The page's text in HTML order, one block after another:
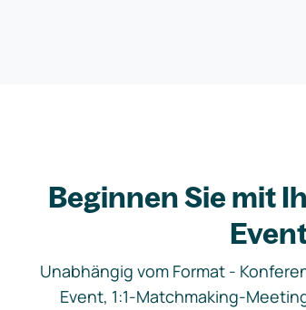
Beginnen Sie mit
Unabhängig vom Format -
Event, 1:1-Matchmaking-